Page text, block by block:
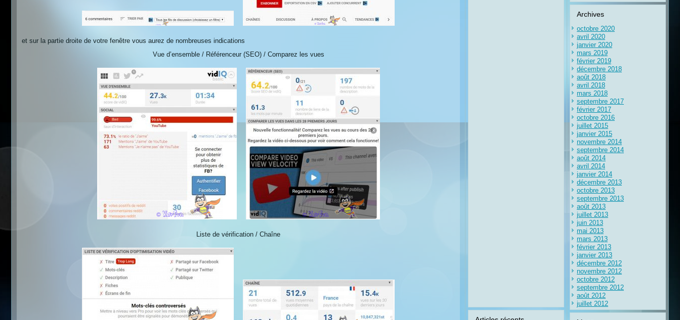
et sur la partie droite de votre fenêtre vous aurez de nombreuses indications
Vue d’ensemble / Référenceur (SEO) / Comparez les vues
Liste de vérification / Chaîne
Archives
octobre 2020
avril 2020
janvier 2020
mars 2019
février 2019
décembre 2018
août 2018
avril 2018
mars 2018
septembre 2017
février 2017
octobre 2016
juillet 2015
janvier 2015
novembre 2014
septembre 2014
août 2014
avril 2014
janvier 2014
décembre 2013
octobre 2013
septembre 2013
août 2013
juillet 2013
juin 2013
mai 2013
mars 2013
février 2013
janvier 2013
décembre 2012
novembre 2012
octobre 2012
septembre 2012
août 2012
juillet 2012